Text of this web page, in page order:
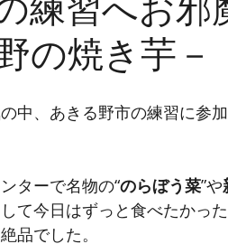
の焼き芋－
中、あきる野市の練習に参
ターで名物の“のらぼう菜”や
て今日はずっと食べたかった
品でした。